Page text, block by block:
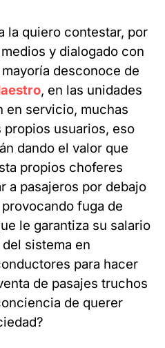
la quiero contestar, por
y dialogado con
desconoce de
, en las unidades
en servicio, muchas
propios usuarios, eso
dando el valor que
propios choferes
a pasajeros por debajo
fuga de
le garantiza su salario
sistema en
para hacer
de pasajes truchos
de querer